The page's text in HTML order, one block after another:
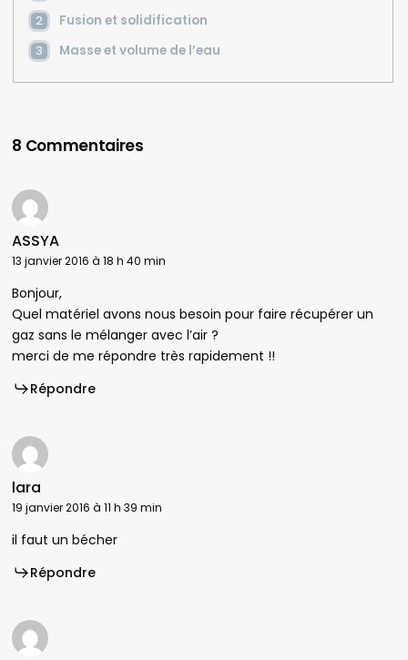
Fusion et solidification
Masse et volume de l’eau
8 Commentaires
ASSYA
13 janvier 2016 à 18 h 40 min
Bonjour,
Quel matériel avons nous besoin pour faire récupérer un
gaz sans le mélanger avec l’air ?
merci de me répondre très rapidement !!
Répondre
lara
19 janvier 2016 à 11 h 39 min
il faut un bécher
Répondre